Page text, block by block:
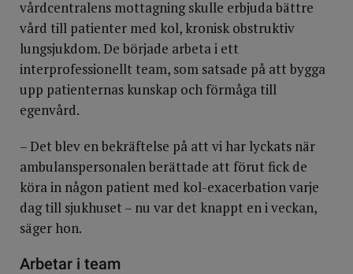
vårdcentralens mottagning skulle erbjuda bättre
vård till patienter med kol, kronisk obstruktiv
lungsjukdom. De började arbeta i ett
interprofessionellt team, som satsade på att bygga
upp patienternas kunskap och förmåga till
egenvård.
– Det blev en bekräftelse på att vi har lyckats när
ambulanspersonalen berättade att förut fick de
köra in någon patient med kol-exacerbation varje
dag till sjukhuset – nu var det knappt en i veckan,
säger hon.
Arbetar i team